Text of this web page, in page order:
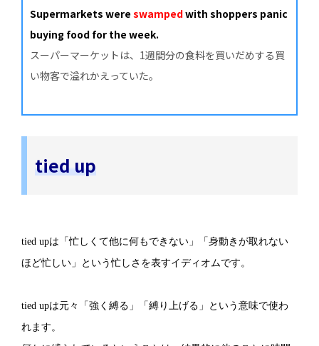
Supermarkets wereswampedwith shoppers panic
buying food for the week.
スーパーマーケットは、1週間分の食料を買いだめする買
い物客で溢れかえっていた。
tied up
tied upは「忙しくて他に何もできない」「身動きが取れない
ほど忙しい」という忙しさを表すイディオムです。
tied upは元々「強く縛る」「縛り上げる」という意味で使わ
れます。